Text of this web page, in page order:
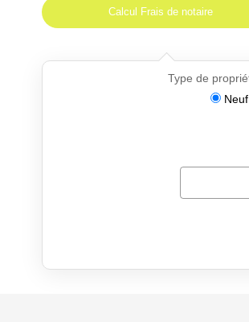
Calcul Frais de notaire